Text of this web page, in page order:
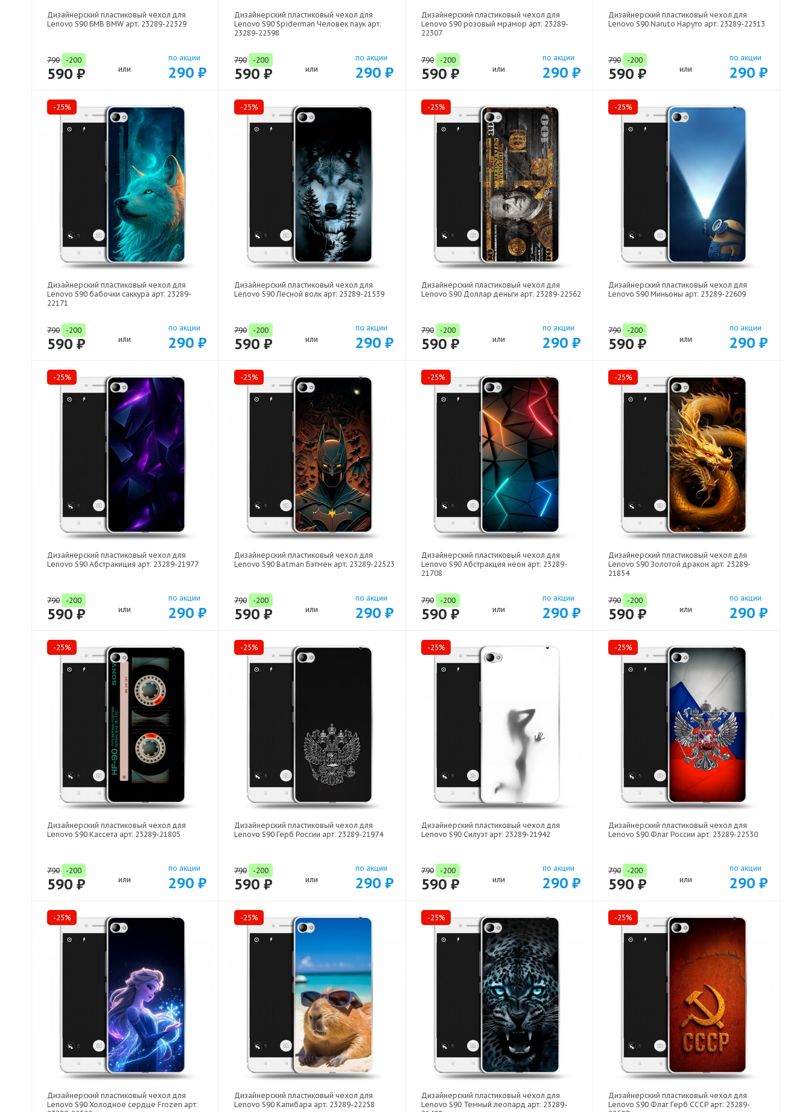
Дизайнерский пластиковый чехол для
Lenovo S90 БМВ BMW арт: 23289-22329
790 -200
590 ₽ или
по акции
290 ₽
Дизайнерский пластиковый чехол для
Lenovo S90 Spiderman Человек паук арт:
23289-22598
790 -200
590 ₽ или
по акции
290 ₽
Дизайнерский пластиковый чехол для
Lenovo S90 розовый мрамор арт: 23289-
22307
790 -200
590 ₽ или
по акции
290 ₽
Дизайнерский пластиковый чехол для
Lenovo S90 Naruto Наруто арт: 23289-22513
790 -200
590 ₽ или
по акции
290 ₽
-25%
Дизайнерский пластиковый чехол для
Lenovo S90 бабочки саккура арт: 23289-
22171
790 -200
590 ₽ или
по акции
290 ₽
-25%
Дизайнерский пластиковый чехол для
Lenovo S90 Лесной волк арт: 23289-21539
790 -200
590 ₽ или
по акции
290 ₽
-25%
Дизайнерский пластиковый чехол для
Lenovo S90 Доллар деньги арт: 23289-22562
790 -200
590 ₽ или
по акции
290 ₽
-25%
Дизайнерский пластиковый чехол для
Lenovo S90 Миньоны арт: 23289-22609
790 -200
590 ₽ или
по акции
290 ₽
-25%
Дизайнерский пластиковый чехол для
Lenovo S90 Абстракиция арт: 23289-21977
790 -200
590 ₽ или
по акции
290 ₽
-25%
Дизайнерский пластиковый чехол для
Lenovo S90 Batman Бэтмен арт: 23289-22523
790 -200
590 ₽ или
по акции
290 ₽
-25%
Дизайнерский пластиковый чехол для
Lenovo S90 Абстракция неон арт: 23289-
21708
790 -200
590 ₽ или
по акции
290 ₽
-25%
Дизайнерский пластиковый чехол для
Lenovo S90 Золотой дракон арт: 23289-
21854
790 -200
590 ₽ или
по акции
290 ₽
-25%
Дизайнерский пластиковый чехол для
Lenovo S90 Кассета арт: 23289-21805
790 -200
590 ₽ или
по акции
290 ₽
-25%
Дизайнерский пластиковый чехол для
Lenovo S90 Герб России арт: 23289-21974
790 -200
590 ₽ или
по акции
290 ₽
-25%
Дизайнерский пластиковый чехол для
Lenovo S90 Силуэт арт: 23289-21942
790 -200
590 ₽ или
по акции
290 ₽
-25%
Дизайнерский пластиковый чехол для
Lenovo S90 Флаг России арт: 23289-22530
790 -200
590 ₽ или
по акции
290 ₽
-25%
Дизайнерский пластиковый чехол для
Lenovo S90 Холодное сердце Frozen арт:
-25%
Дизайнерский пластиковый чехол для
Lenovo S90 Капибара арт: 23289-22258
-25%
Дизайнерский пластиковый чехол для
Lenovo S90 Темный леопард арт: 23289-
-25%
Дизайнерский пластиковый чехол для
Lenovo S90 Флаг Герб СССР арт: 23289-